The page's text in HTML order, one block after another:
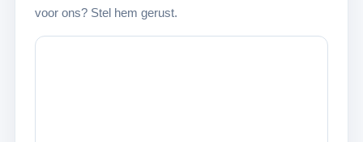
voor ons? Stel hem gerust.